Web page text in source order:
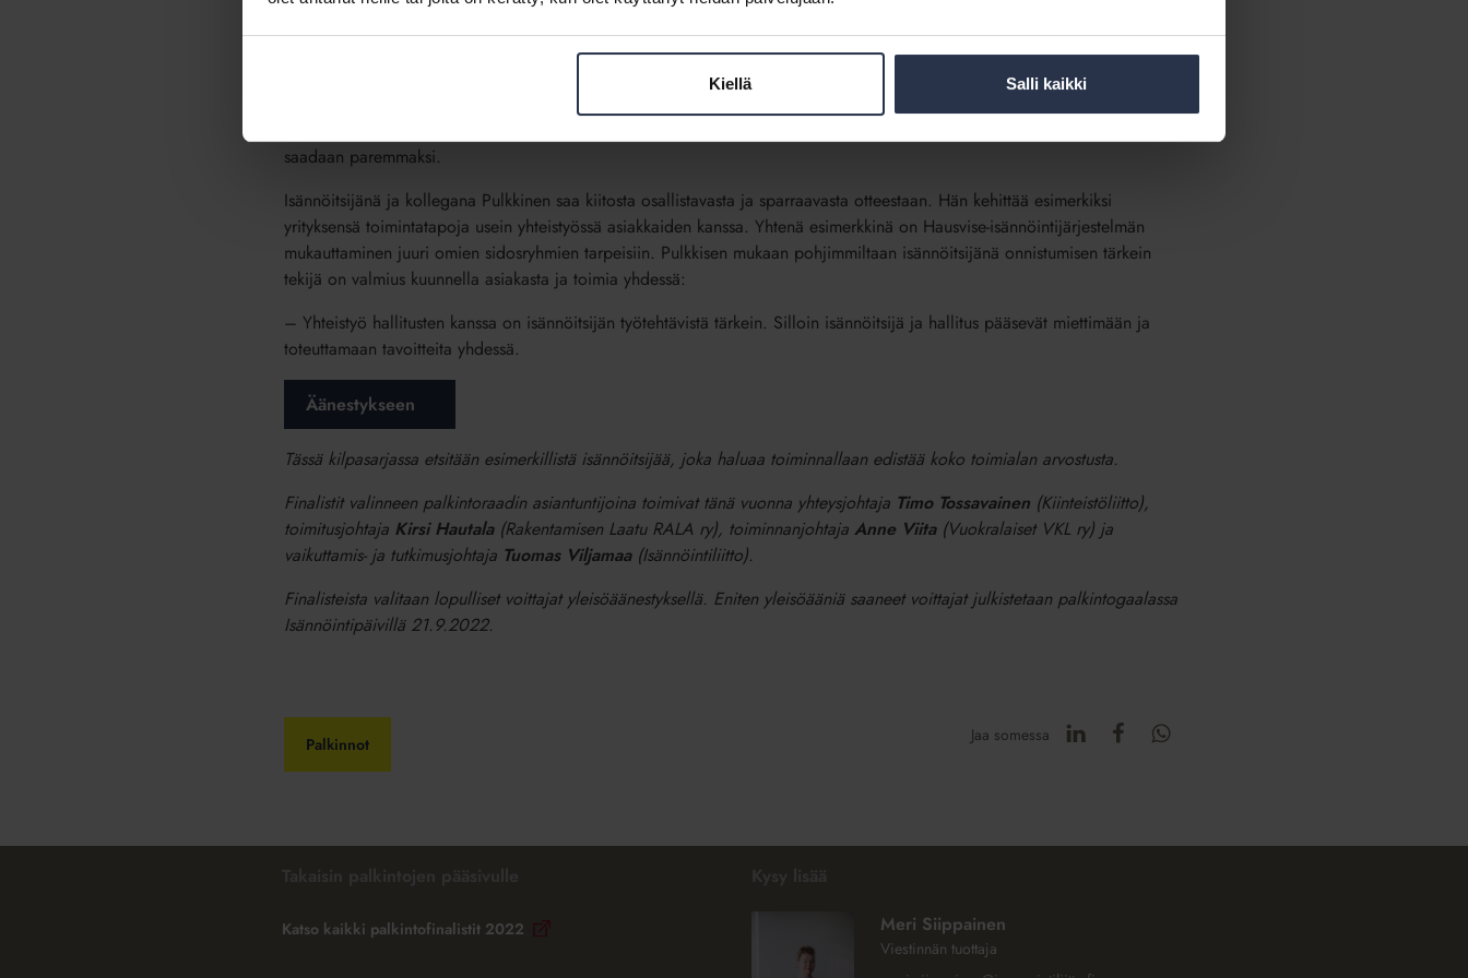
Kiellä Salli kaikki
Medianomiksi aiemmin opiskellut Pulkkinen kehittää isännöintiä mielellään myös viestinnän keinoin. Keravan Isännöinnissä
hän on uudistanut yrityksen brändiä, asiakasviestintää ja asukassivuja. Vuonna 2021 Pulkkinen käynnisti
#isännöintitunnetuksi-haasteen, jotta isännöitsijät itse tekisivät työtään tunnetuksi sosiaalisessa mediassa. Kampanjassa
saadaan paremmaksi.
Isännöitsijänä ja kollegana Pulkkinen saa kiitosta osallistavasta ja sparraavasta otteestaan. Hän kehittää esimerkiksi
yrityksensä toimintatapoja usein yhteistyössä asiakkaiden kanssa. Yhtenä esimerkkinä on Hausvise-isännöintijärjestelmän
mukauttaminen juuri omien sidosryhmien tarpeisiin. Pulkkisen mukaan pohjimmiltaan isännöitsijänä onnistumisen tärkein
tekijä on valmius kuunnella asiakasta ja toimia yhdessä:
– Yhteistyö hallitusten kanssa on isännöitsijän työtehtävistä tärkein. Silloin isännöitsijä ja hallitus pääsevät miettimään ja
toteuttamaan tavoitteita yhdessä.
Äänestykseen
Tässä kilpasarjassa etsitään esimerkillistä isännöitsijää, joka haluaa toiminnallaan edistää koko toimialan arvostusta.
Finalistit valinneen palkintoraadin asiantuntijoina toimivat tänä vuonna yhteysjohtaja Timo Tossavainen(Kiinteistöliitto),
toimitusjohtajaKirsi Hautala(Rakentamisen Laatu RALA ry), toiminnanjohtaja Anne Viita(Vuokralaiset VKL ry) ja
vaikuttamis- ja tutkimusjohtaja Tuomas Viljamaa(Isännöintiliitto).
Finalisteista valitaan lopulliset voittajat yleisöäänestyksellä. Eniten yleisöääniä saaneet voittajat julkistetaan palkintogaalassa
Isännöintipäivillä 21.9.2022.
Palkinnot Jaa somessa
Katso kaikki palkintofinalistit 2022
Meri Siippainen
Viestinnän tuottaja